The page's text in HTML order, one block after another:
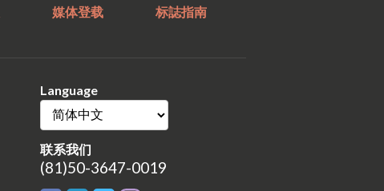
媒体登载 标誌指南
Language
联系我们
(81)50-3647-0019